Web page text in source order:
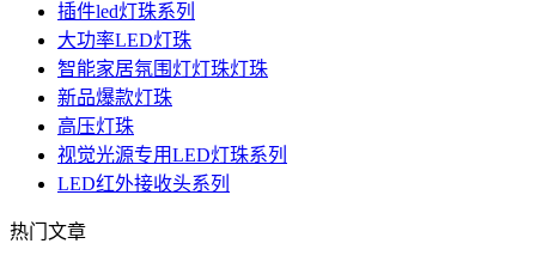
插件led灯珠系列
大功率LED灯珠
智能家居氛围灯灯珠灯珠
新品爆款灯珠
高压灯珠
视觉光源专用LED灯珠系列
LED红外接收头系列
热门文章